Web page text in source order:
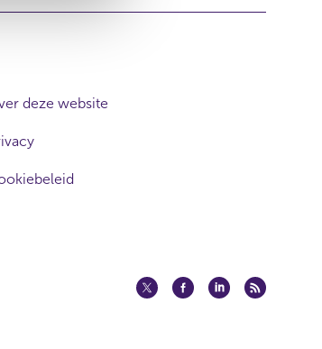
deze website